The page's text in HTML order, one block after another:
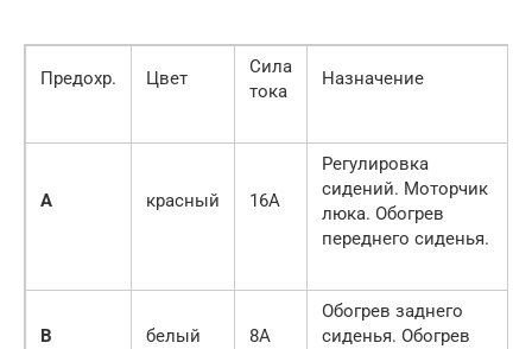
Предохр. Цвет
Сила
тока
Назначение
A красный 16A
Регулировка
сидений. Моторчик
люка. Обогрев
переднего сиденья.
B белый 8A
Обогрев заднего
сиденья. Обогрев